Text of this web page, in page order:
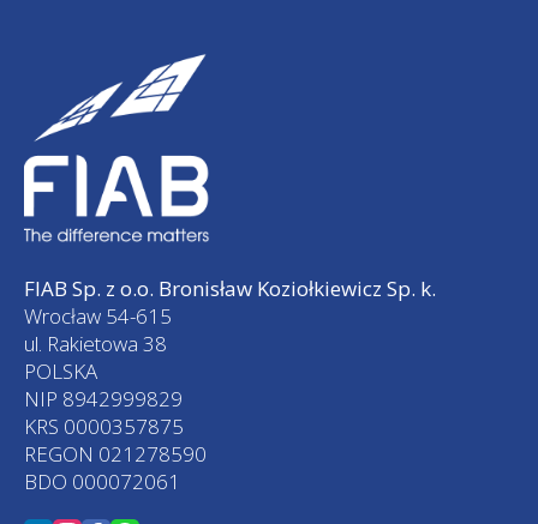
FIAB Sp. z o.o. Bronisław Koziołkiewicz Sp. k.
Wrocław 54-615
ul. Rakietowa 38
POLSKA
NIP 8942999829
KRS 0000357875
REGON 021278590
BDO 000072061